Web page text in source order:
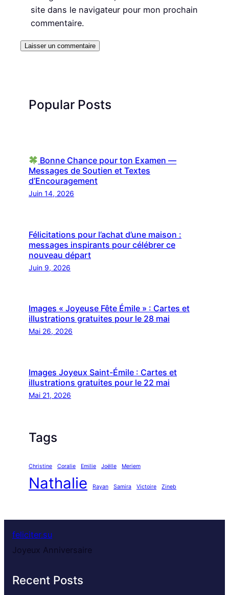
site dans le navigateur pour mon prochain
commentaire.
Popular Posts
Bonne Chance pour ton Examen —
Messages de Soutien et Textes
d’Encouragement
Juin 14, 2026
Félicitations pour l’achat d’une maison :
messages inspirants pour célébrer ce
nouveau départ
Juin 9, 2026
Images « Joyeuse Fête Émile » : Cartes et
illustrations gratuites pour le 28 mai
Mai 26, 2026
Images Joyeux Saint-Émile : Cartes et
illustrations gratuites pour le 22 mai
Mai 21, 2026
Tags
Christine Coralie Emilie Joëlle Meriem
Nathalie Rayan Samira Victoire Zineb
feliciter.su
Joyeux Anniversaire
Recent Posts